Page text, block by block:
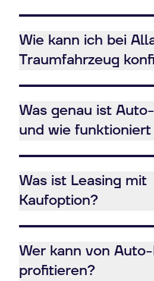
Wie kann ich bei
Traumfahrzeug
Was genau ist
und wie funktioniert
Was ist Leasing mit
Kaufoption?
Wer kann von
profitieren?